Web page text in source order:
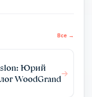
Все →
Юрий
WoodGrand